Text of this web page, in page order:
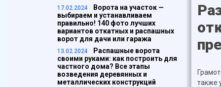
17.02.2024
Ворота на участок —
выбираем и устанавливаем
правильно! 140 фото лучших
вариантов откатных и распашных
ворот для дачи или гаража
13.02.2024
Распашные ворота
своими руками: как построить для
частного дома? Все этапы
возведения деревянных и
металлических конструкций
также